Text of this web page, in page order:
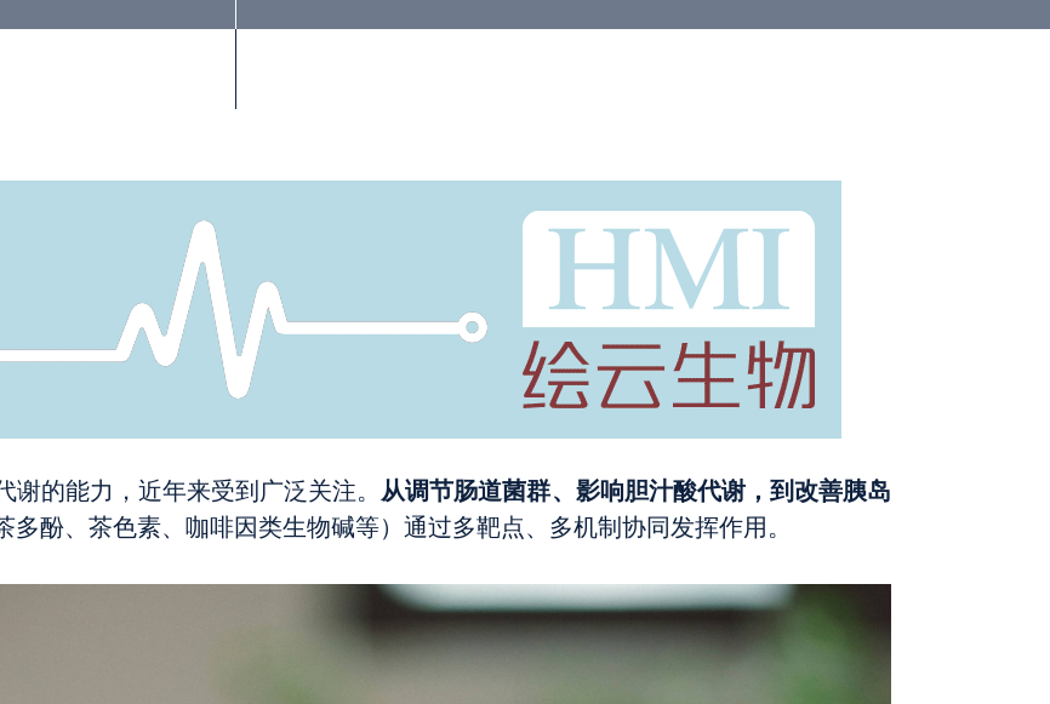
谢的能力，近年来受到广泛关注。从调节肠道菌群、影响胆汁酸代谢，到改善胰岛
酚、茶色素、咖啡因类生物碱等）通过多靶点、多机制协同发挥作用。